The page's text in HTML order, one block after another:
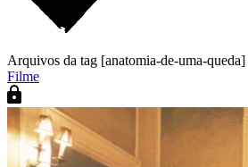
Arquivos da tag [anatomia-de-uma-queda]
Filme